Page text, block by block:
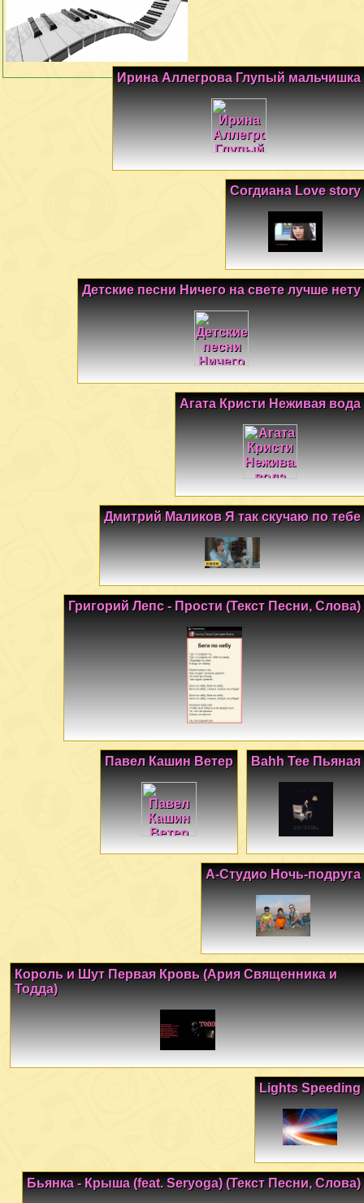
Ирина Аллегрова Глупый мальчишка
Согдиана Love story
Детские песни Ничего на свете лучше нету
Агата Кристи Неживая вода
Дмитрий Маликов Я так скучаю по тебе
Григорий Лепс - Прости (Текст Песни, Слова)
Bahh Tee Пьяная
Павел Кашин Ветер
А-Студио Ночь-подруга
Король и Шут Первая Кровь (Ария Священника и
Тодда)
Lights Speeding
Бьянка - Крыша (feat. Seryoga) (Текст Песни, Слова)